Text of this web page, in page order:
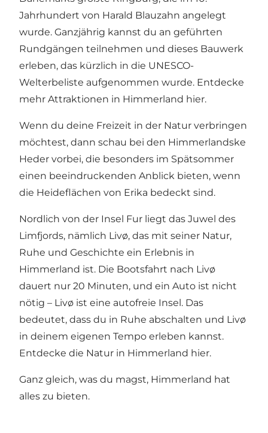
Jahrhundert von Harald Blauzahn angelegt
wurde. Ganzjährig kannst du an geführten
Rundgängen teilnehmen und dieses Bauwerk
erleben, das kürzlich in die UNESCO-
Welterbeliste aufgenommen wurde. Entdecke
mehr Attraktionen in Himmerland hier.
Wenn du deine Freizeit in der Natur verbringen
möchtest, dann schau bei den Himmerlandske
Heder vorbei, die besonders im Spätsommer
einen beeindruckenden Anblick bieten, wenn
die Heideflächen von Erika bedeckt sind.
Nordlich von der Insel Fur liegt das Juwel des
Limfjords, nämlich Livø, das mit seiner Natur,
Ruhe und Geschichte ein Erlebnis in
Himmerland ist. Die Bootsfahrt nach Livø
dauert nur 20 Minuten, und ein Auto ist nicht
nötig – Livø ist eine autofreie Insel. Das
bedeutet, dass du in Ruhe abschalten und Livø
in deinem eigenen Tempo erleben kannst.
Entdecke die Natur in Himmerland hier.
Ganz gleich, was du magst, Himmerland hat
alles zu bieten.